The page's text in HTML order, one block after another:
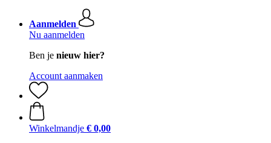
Aanmelden
Nu aanmelden
Ben je nieuw hier?
Account aanmaken
Winkelmandje € 0,00